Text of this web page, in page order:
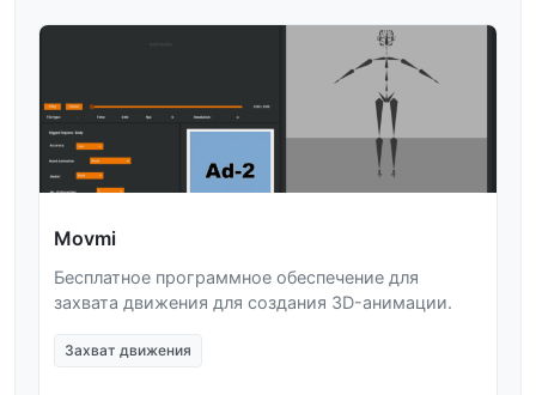
Movmi
Бесплатное программное обеспечение для
захвата движения для создания 3D-анимации.
Захват движения